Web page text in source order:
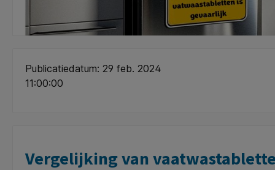
Publicatiedatum: 29 feb. 2024
11:00:00
Vergelijking van